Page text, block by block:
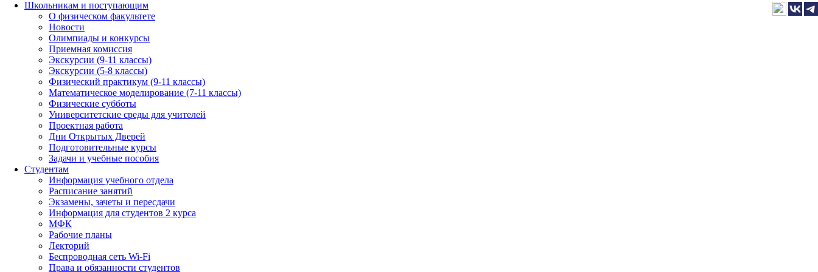
Школьникам и поступающим
О физическом факультете
Новости
Олимпиады и конкурсы
Приемная комиссия
Экскурсии (9-11 классы)
Экскурсии (5-8 классы)
Физический практикум (9-11 классы)
Математическое моделирование (7-11 классы)
Физические субботы
Университетские среды для учителей
Проектная работа
Дни Открытых Дверей
Подготовительные курсы
Задачи и учебные пособия
Студентам
Информация учебного отдела
Расписание занятий
Экзамены, зачеты и пересдачи
Информация для студентов 2 курса
МФК
Рабочие планы
Лекторий
Беспроводная сеть Wi-Fi
Права и обязанности студентов